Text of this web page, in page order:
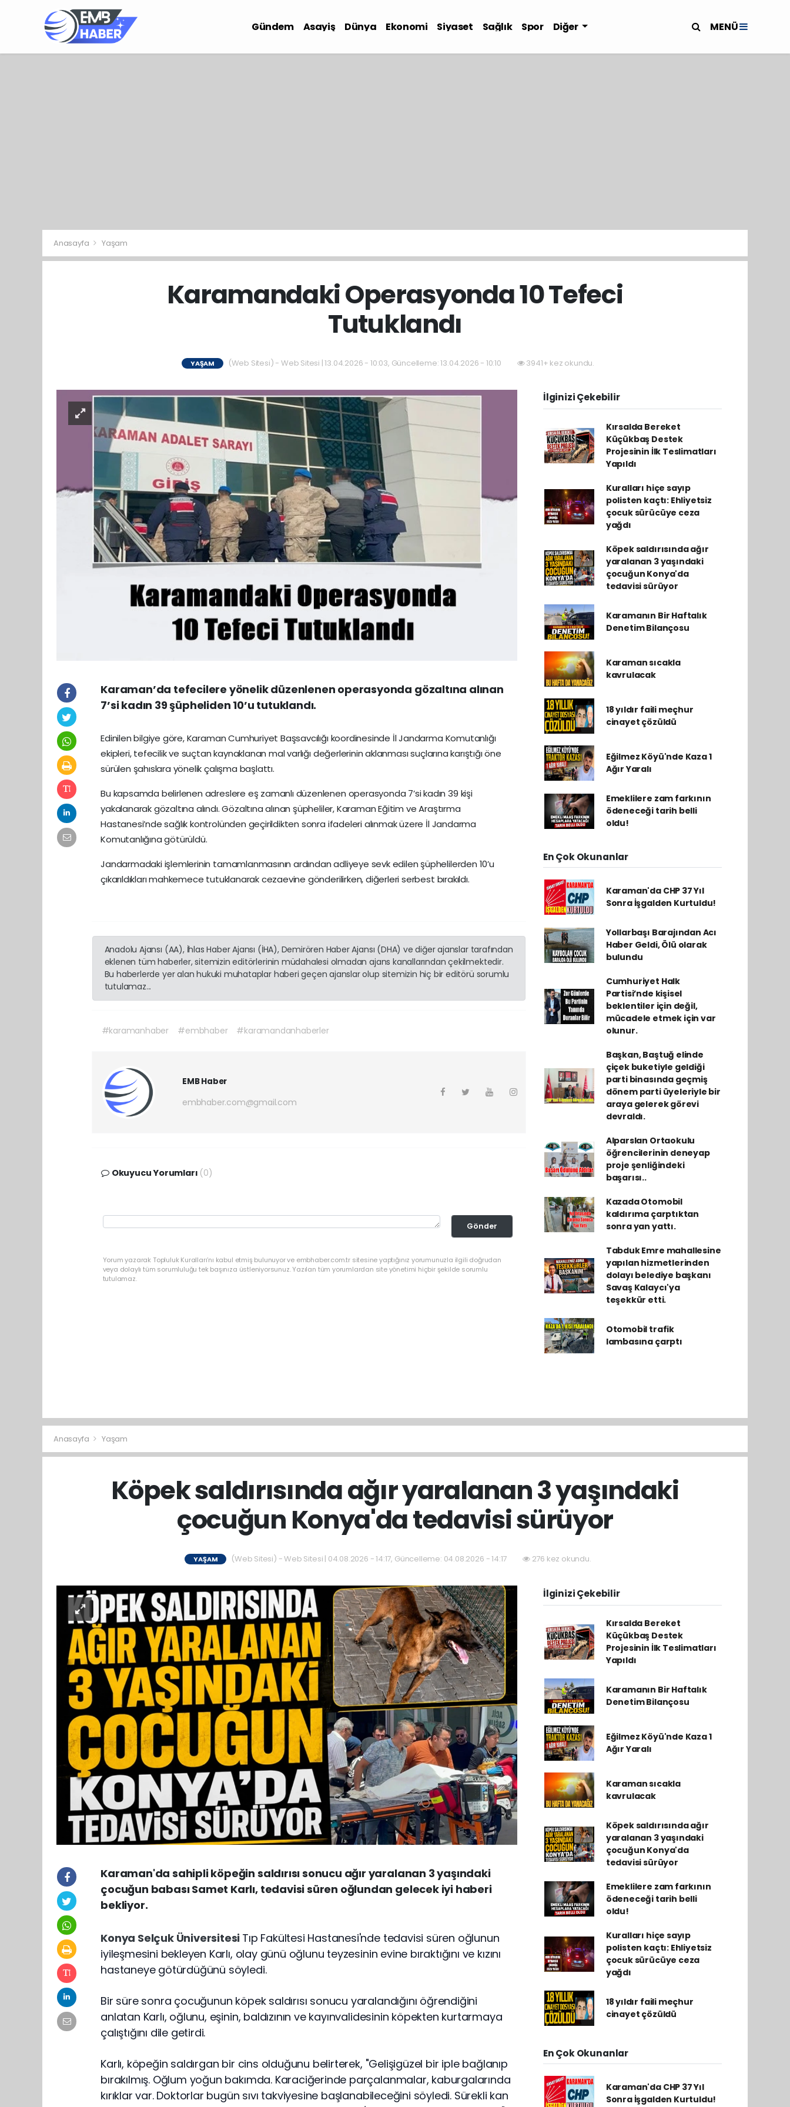
Gündem Asayiş Dünya Ekonomi Siyaset Sağlık Spor Diğer MENÜ
Anasayfa Yaşam
Karamandaki Operasyonda 10 Tefeci
Tutuklandı
YAŞAM (Web Sitesi) - Web Sitesi | 13.04.2026 - 10:03, Güncelleme: 13.04.2026 - 10:10 3941+ kez okundu.
Karaman’da tefecilere yönelik düzenlenen operasyonda gözaltına alınan
7’si kadın 39 şüpheliden 10’u tutuklandı.
Edinilen bilgiye göre, Karaman Cumhuriyet Başsavcılığı koordinesinde İl Jandarma Komutanlığı
ekipleri, tefecilik ve suçtan kaynaklanan mal varlığı değerlerinin aklanması suçlarına karıştığı öne
sürülen şahıslara yönelik çalışma başlattı.
Bu kapsamda belirlenen adreslere eş zamanlı düzenlenen operasyonda 7’si kadın 39 kişi
yakalanarak gözaltına alındı. Gözaltına alınan şüpheliler, Karaman Eğitim ve Araştırma
Hastanesi’nde sağlık kontrolünden geçirildikten sonra ifadeleri alınmak üzere İl Jandarma
Komutanlığına götürüldü.
Jandarmadaki işlemlerinin tamamlanmasının ardından adliyeye sevk edilen şüphelilerden 10’u
çıkarıldıkları mahkemece tutuklanarak cezaevine gönderilirken, diğerleri serbest bırakıldı.
Anadolu Ajansı (AA), İhlas Haber Ajansı (İHA), Demirören Haber Ajansı (DHA) ve diğer ajanslar tarafından
eklenen tüm haberler, sitemizin editörlerinin müdahalesi olmadan ajans kanallarından çekilmektedir.
Bu haberlerde yer alan hukuki muhataplar haberi geçen ajanslar olup sitemizin hiç bir editörü sorumlu
tutulamaz...
#karamanhaber #embhaber #karamandanhaberler
EMB Haber
embhaber.com@gmail.com
Okuyucu Yorumları (0)
Gönder
Yorum yazarak Topluluk Kuralları’nı kabul etmiş bulunuyor ve embhaber.com.tr sitesine yaptığınız yorumunuzla ilgili doğrudan
veya dolaylı tüm sorumluluğu tek başınıza üstleniyorsunuz. Yazılan tüm yorumlardan site yönetimi hiçbir şekilde sorumlu
tutulamaz.
İlginizi Çekebilir
Kırsalda Bereket
Küçükbaş Destek
Projesinin İlk Teslimatları
Yapıldı
Kuralları hiçe sayıp
polisten kaçtı: Ehliyetsiz
çocuk sürücüye ceza
yağdı
Köpek saldırısında ağır
yaralanan 3 yaşındaki
çocuğun Konya'da
tedavisi sürüyor
Karamanın Bir Haftalık
Denetim Bilançosu
Karaman sıcakla
kavrulacak
18 yıldır faili meçhur
cinayet çözüldü
Eğilmez Köyü'nde Kaza 1
Ağır Yaralı
Emeklilere zam farkının
ödeneceği tarih belli
oldu!
En Çok Okunanlar
Karaman'da CHP 37 Yıl
Sonra İşgalden Kurtuldu!
Yollarbaşı Barajından Acı
Haber Geldi, Ölü olarak
bulundu
Cumhuriyet Halk
Partisi’nde kişisel
beklentiler için değil,
mücadele etmek için var
olunur.
Başkan, Baştuğ elinde
çiçek buketiyle geldiği
parti binasında geçmiş
dönem parti üyeleriyle bir
araya gelerek görevi
devraldı.
Alparslan Ortaokulu
öğrencilerinin deneyap
proje şenliğindeki
başarısı..
Kazada Otomobil
kaldırıma çarptıktan
sonra yan yattı.
Tabduk Emre mahallesine
yapılan hizmetlerinden
dolayı belediye başkanı
Savaş Kalaycı'ya
teşekkür etti.
Otomobil trafik
lambasına çarptı
Anasayfa Yaşam
Köpek saldırısında ağır yaralanan 3 yaşındaki
çocuğun Konya'da tedavisi sürüyor
YAŞAM (Web Sitesi) - Web Sitesi | 04.08.2026 - 14:17, Güncelleme: 04.08.2026 - 14:17 276 kez okundu.
Karaman'da sahipli köpeğin saldırısı sonucu ağır yaralanan 3 yaşındaki
çocuğun babası Samet Karlı, tedavisi süren oğlundan gelecek iyi haberi
bekliyor.
Konya Selçuk Üniversitesi Tıp Fakültesi Hastanesi'nde tedavisi süren oğlunun
iyileşmesini bekleyen Karlı, olay günü oğlunu teyzesinin evine bıraktığını ve kızını
hastaneye götürdüğünü söyledi.
Bir süre sonra çocuğunun köpek saldırısı sonucu yaralandığını öğrendiğini
anlatan Karlı, oğlunu, eşinin, baldızının ve kayınvalidesinin köpekten kurtarmaya
çalıştığını dile getirdi.
Karlı, köpeğin saldırgan bir cins olduğunu belirterek, "Gelişigüzel bir iple bağlanıp
bırakılmış. Oğlum yoğun bakımda. Karaciğerinde parçalanmalar, kaburgalarında
kırıklar var. Doktorlar bugün sıvı takviyesine başlanabileceğini söyledi. Sürekli kan
İlginizi Çekebilir
Kırsalda Bereket
Küçükbaş Destek
Projesinin İlk Teslimatları
Yapıldı
Karamanın Bir Haftalık
Denetim Bilançosu
Eğilmez Köyü'nde Kaza 1
Ağır Yaralı
Karaman sıcakla
kavrulacak
Köpek saldırısında ağır
yaralanan 3 yaşındaki
çocuğun Konya'da
tedavisi sürüyor
Emeklilere zam farkının
ödeneceği tarih belli
oldu!
Kuralları hiçe sayıp
polisten kaçtı: Ehliyetsiz
çocuk sürücüye ceza
yağdı
18 yıldır faili meçhur
cinayet çözüldü
En Çok Okunanlar
Karaman'da CHP 37 Yıl
Sonra İşgalden Kurtuldu!